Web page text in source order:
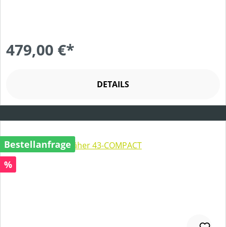
479,00 €*
DETAILS
Bestellanfrage
Rabatt
%